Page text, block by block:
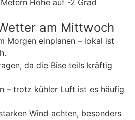
Höhe auf -2 Grad
am Mittwoch
Morgen einplanen – lokal ist
da die Bise teils kräftig
– trotz kühler Luft ist es häufig
Wind achten, besonders